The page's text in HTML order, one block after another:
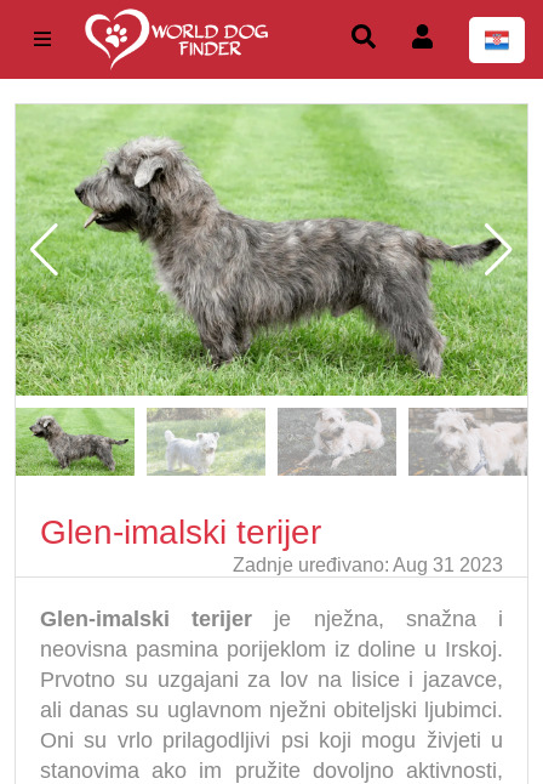
Glen-imalski terijer
Zadnje uređivano: Aug 31 2023
Glen-imalski terijer je nježna, snažna i
neovisna pasmina porijeklom iz doline u Irskoj.
Prvotno su uzgajani za lov na lisice i jazavce,
ali danas su uglavnom nježni obiteljski ljubimci.
Oni su vrlo prilagodljivi psi koji mogu živjeti u
stanovima ako im pružite dovoljno aktivnosti,